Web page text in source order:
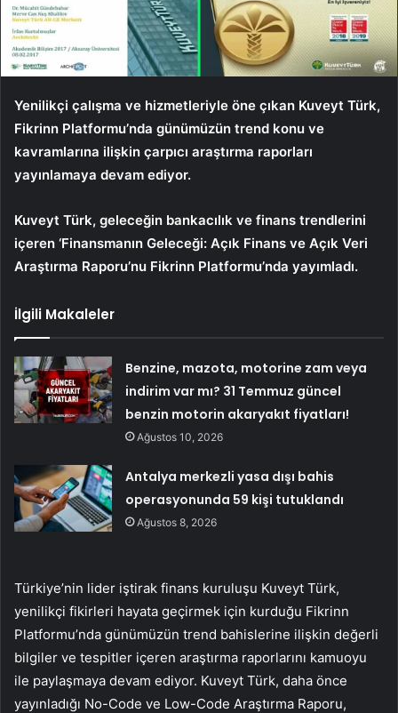
Yenilikçi çalışma ve hizmetleriyle öne çıkan Kuveyt Türk,
Fikrinn Platformu’nda günümüzün trend konu ve
kavramlarına ilişkin çarpıcı araştırma raporları
yayınlamaya devam ediyor.
Kuveyt Türk, geleceğin bankacılık ve finans trendlerini
içeren ‘Finansmanın Geleceği: Açık Finans ve Açık Veri
Araştırma Raporu’nu Fikrinn Platformu’nda yayımladı.
İlgili Makaleler
Benzine, mazota, motorine zam veya
indirim var mı? 31 Temmuz güncel
benzin motorin akaryakıt fiyatları!
Ağustos 10, 2026
Antalya merkezli yasa dışı bahis
operasyonunda 59 kişi tutuklandı
Ağustos 8, 2026
Türkiye’nin lider iştirak finans kuruluşu Kuveyt Türk,
yenilikçi fikirleri hayata geçirmek için kurduğu Fikrinn
Platformu’nda günümüzün trend bahislerine ilişkin değerli
bilgiler ve tespitler içeren araştırma raporlarını kamuoyu
ile paylaşmaya devam ediyor. Kuveyt Türk, daha önce
yayınladığı No-Code ve Low-Code Araştırma Raporu,